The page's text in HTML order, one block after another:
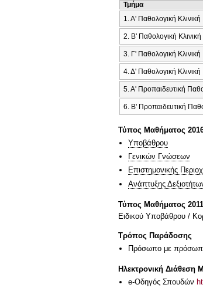
Τμήμα
1. Α' Παθολογική Κλινική
2. Β' Παθολογική Κλινική
3. Γ' Παθολογική Κλινική
4. Δ' Παθολογική Κλινική
5. Α' Προπαιδευτική
6. Β' Προπαιδευτική
Τύπος Μαθήματος
Υποβάθρου
Γενικών Γνώσεων
Επιστημονικής
Ανάπτυξης
Τύπος Μαθήματος
Ειδικού Υποβάθρου /
Τρόπος Παράδοσης
Πρόσωπο με
Ηλεκτρονική Διάθεση
e-Οδηγός Σπουδών